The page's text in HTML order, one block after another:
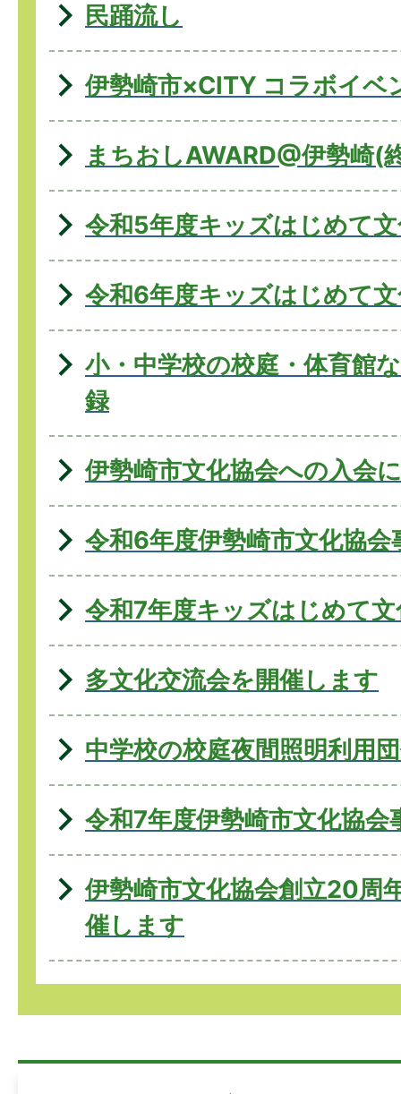
民踊流し
伊勢崎市×CITY コラボイベ
まちおしAWARD@伊勢崎(
令和5年度キッズはじめて
令和6年度キッズはじめて
小・中学校の校庭・体育館
録
伊勢崎市文化協会への入会
令和6年度伊勢崎市文化協会
令和7年度キッズはじめて
多文化交流会を開催します
中学校の校庭夜間照明利用
令和7年度伊勢崎市文化協会
伊勢崎市文化協会創立20周
催します